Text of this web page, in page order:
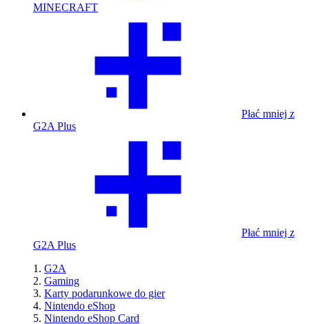
MINECRAFT
Płać mniej z
G2A Plus
Płać mniej z
G2A Plus
G2A
Gaming
Karty podarunkowe do gier
Nintendo eShop
Nintendo eShop Card